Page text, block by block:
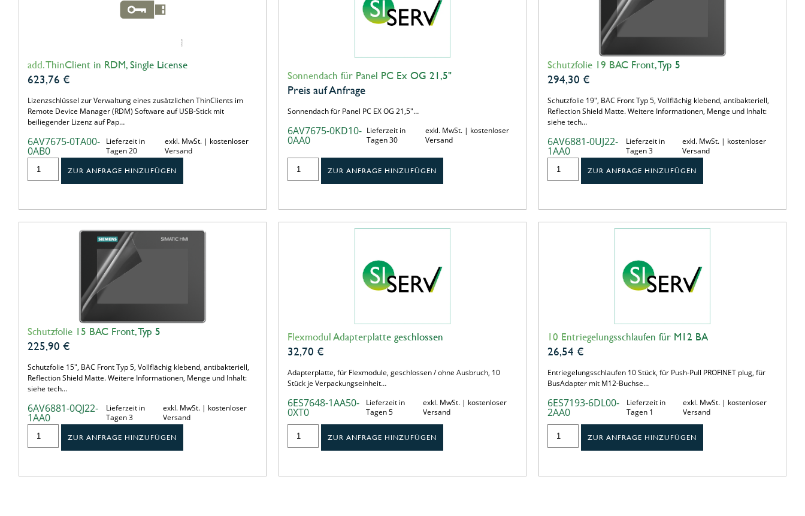
add. ThinClient in RDM, Single License
623,76 €
Lizenzschlüssel zur Verwaltung eines zusätzlichen ThinClients im
Remote Device Manager (RDM) Software auf USB-Stick mit
beiliegender Lizenz auf Pap…
6AV7675-0TA00-
0AB0
Lieferzeit in
Tagen 20
exkl. MwSt. | kostenloser
Versand
ZUR ANFRAGE HINZUFÜGEN
Sonnendach für Panel PC Ex OG 21,5"
Preis auf Anfrage
Sonnendach für Panel PC EX OG 21,5"…
6AV7675-0KD10-
0AA0
Lieferzeit in
Tagen 30
exkl. MwSt. | kostenloser
Versand
ZUR ANFRAGE HINZUFÜGEN
Schutzfolie 19 BAC Front, Typ 5
294,30 €
Schutzfolie 19", BAC Front Typ 5, Vollflächig klebend, antibakteriell,
Reflection Shield Matte. Weitere Informationen, Menge und Inhalt:
siehe tech…
6AV6881-0UJ22-
1AA0
Lieferzeit in
Tagen 3
exkl. MwSt. | kostenloser
Versand
ZUR ANFRAGE HINZUFÜGEN
Schutzfolie 15 BAC Front, Typ 5
225,90 €
Schutzfolie 15", BAC Front Typ 5, Vollflächig klebend, antibakteriell,
Reflection Shield Matte. Weitere Informationen, Menge und Inhalt:
siehe tech…
6AV6881-0QJ22-
1AA0
Lieferzeit in
Tagen 3
exkl. MwSt. | kostenloser
Versand
ZUR ANFRAGE HINZUFÜGEN
Flexmodul Adapterplatte geschlossen
32,70 €
Adapterplatte, für Flexmodule, geschlossen / ohne Ausbruch, 10
Stück je Verpackungseinheit…
6ES7648-1AA50-
0XT0
Lieferzeit in
Tagen 5
exkl. MwSt. | kostenloser
Versand
ZUR ANFRAGE HINZUFÜGEN
10 Entriegelungsschlaufen für M12 BA
26,54 €
Entriegelungsschlaufen 10 Stück, für Push-Pull PROFINET plug, für
BusAdapter mit M12-Buchse…
6ES7193-6DL00-
2AA0
Lieferzeit in
Tagen 1
exkl. MwSt. | kostenloser
Versand
ZUR ANFRAGE HINZUFÜGEN